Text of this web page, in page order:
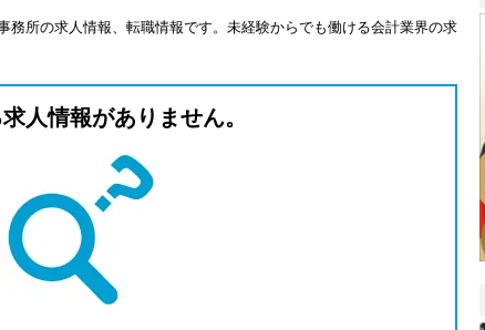
務所の求人情報、転職情報です。未経験からでも働ける会計業界の求
人情報がありません。